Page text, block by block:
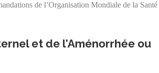
de l’Organisation Mondiale de la Santé
et de l’Aménorrhée ou